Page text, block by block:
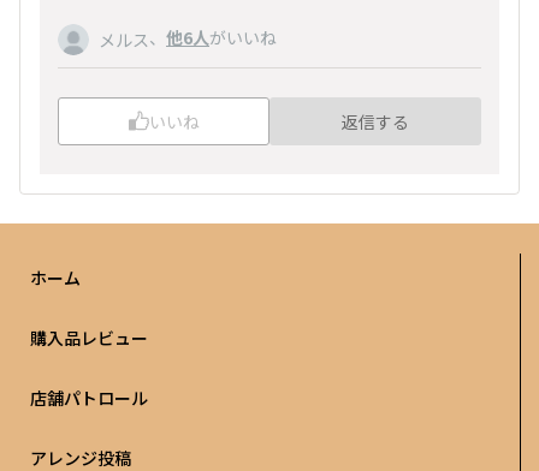
メルス、 他6人がいいね
いいね 返信する
ホーム
購入品レビュー
店舗パトロール
アレンジ投稿